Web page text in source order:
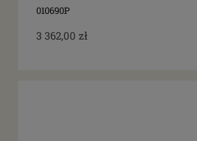
010690P
3 362,00 zł